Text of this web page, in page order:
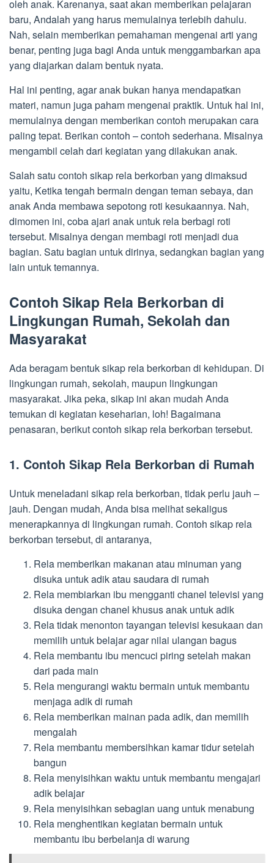
oleh anak. Karenanya, saat akan memberikan pelajaran
baru, Andalah yang harus memulainya terlebih dahulu.
Nah, selain memberikan pemahaman mengenai arti yang
benar, penting juga bagi Anda untuk menggambarkan apa
yang diajarkan dalam bentuk nyata.
Hal ini penting, agar anak bukan hanya mendapatkan
materi, namun juga paham mengenai praktik. Untuk hal ini,
memulainya dengan memberikan contoh merupakan cara
paling tepat. Berikan contoh – contoh sederhana. Misalnya
mengambil celah dari kegiatan yang dilakukan anak.
Salah satu contoh sikap rela berkorban yang dimaksud
yaitu, Ketika tengah bermain dengan teman sebaya, dan
anak Anda membawa sepotong roti kesukaannya. Nah,
dimomen ini, coba ajari anak untuk rela berbagi roti
tersebut. Misalnya dengan membagi roti menjadi dua
bagian. Satu bagian untuk dirinya, sedangkan bagian yang
lain untuk temannya.
Contoh Sikap Rela Berkorban di
Lingkungan Rumah, Sekolah dan
Masyarakat
Ada beragam bentuk sikap rela berkorban di kehidupan. Di
lingkungan rumah, sekolah, maupun lingkungan
masyarakat. Jika peka, sikap ini akan mudah Anda
temukan di kegiatan keseharian, loh! Bagaimana
penasaran, berikut contoh sikap rela berkorban tersebut.
1. Contoh Sikap Rela Berkorban di Rumah
Untuk meneladani sikap rela berkorban, tidak perlu jauh –
jauh. Dengan mudah, Anda bisa melihat sekaligus
menerapkannya di lingkungan rumah. Contoh sikap rela
berkorban tersebut, di antaranya,
Rela memberikan makanan atau minuman yang
disuka untuk adik atau saudara di rumah
Rela membiarkan ibu mengganti chanel televisi yang
disuka dengan chanel khusus anak untuk adik
Rela tidak menonton tayangan televisi kesukaan dan
memilih untuk belajar agar nilai ulangan bagus
Rela membantu ibu mencuci piring setelah makan
dari pada main
Rela mengurangi waktu bermain untuk membantu
menjaga adik di rumah
Rela memberikan mainan pada adik, dan memilih
mengalah
Rela membantu membersihkan kamar tidur setelah
bangun
Rela menyisihkan waktu untuk membantu mengajari
adik belajar
Rela menyisihkan sebagian uang untuk menabung
Rela menghentikan kegiatan bermain untuk
membantu ibu berbelanja di warung